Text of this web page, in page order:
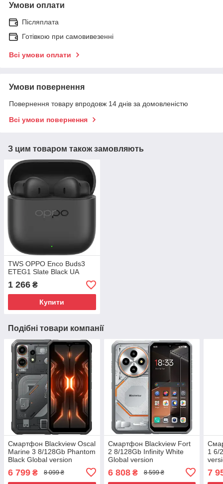
Умови оплати
Післяплата
Готівкою при самовивезенні
Всі умови оплати
Умови повернення
Повернення товару впродовж 14 днів за домовленістю
Всі умови повернення
З цим товаром також замовляють
TWS OPPO Enco Buds3
ETEG1 Slate Black UA
1 266 ₴
Купити
Подібні товари компанії
Смартфон Blackview Oscal
Marine 3 8/128Gb Phantom
Black Global version
6 799 ₴ 8 099 ₴
Смартфон Blackview Fort
2 8/128Gb Infinity White
Global version
6 808₴ 8 599 ₴
1 6/
7